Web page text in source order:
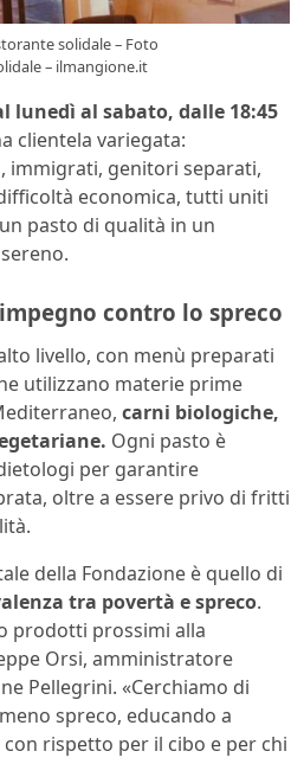
solidale – Foto
– ilmangione.it
lunedì al sabato, dalle 18:45
clientela variegata:
immigrati, genitori separati,
economica, tutti uniti
pasto di qualità in un
contro lo spreco
livello, con menù preparati
utilizzano materie prime
carni biologiche,
Ogni pasto è
per garantire
oltre a essere privo di fritti
della Fondazione è quello di
tra povertà e spreco.
prodotti prossimi alla
Orsi, amministratore
Pellegrini. «Cerchiamo di
spreco, educando a
rispetto per il cibo e per chi